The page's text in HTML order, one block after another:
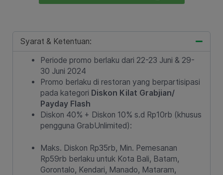
Syarat & Ketentuan:
Periode promo berlaku dari 22-23 Juni & 29-
30 Juni 2024
Promo berlaku di restoran yang berpartisipasi
pada kategori Diskon Kilat Grabjian/
Payday Flash
Diskon 40% + Diskon 10% s.d Rp10rb (khusus
pengguna GrabUnlimited):
Maks. Diskon Rp35rb, Min. Pemesanan
Rp59rb berlaku untuk Kota Bali, Batam,
Gorontalo, Kendari, Manado, Mataram,